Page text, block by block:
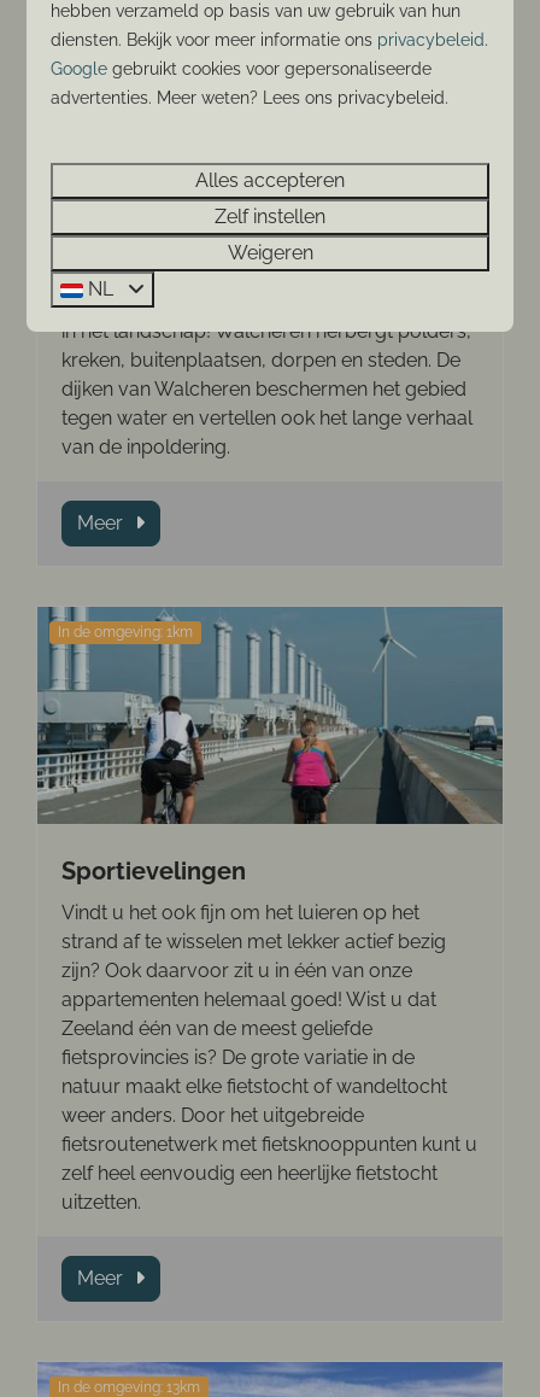
Natuurliefhebbers
Voor de echte liefhebber van rust en natuur is
Walcheren met de vele ruimte, de weidse
uitzichten en het water een prachtige
vakantieplek. Geniet ook van de vele variaties
in het landschap! Walcheren herbergt polders,
kreken, buitenplaatsen, dorpen en steden. De
dijken van Walcheren beschermen het gebied
tegen water en vertellen ook het lange verhaal
van de inpoldering.
Meer
In de omgeving: 1km
Sportievelingen
Vindt u het ook fijn om het luieren op het
strand af te wisselen met lekker actief bezig
zijn? Ook daarvoor zit u in één van onze
appartementen helemaal goed! Wist u dat
Zeeland één van de meest geliefde
fietsprovincies is? De grote variatie in de
natuur maakt elke fietstocht of wandeltocht
weer anders. Door het uitgebreide
fietsroutenetwerk met fietsknooppunten kunt u
zelf heel eenvoudig een heerlijke fietstocht
uitzetten.
Meer
In de omgeving: 13km
hebben verzameld op basis van uw gebruik van hun
diensten. Bekijk voor meer informatie ons privacybeleid.
Google gebruikt cookies voor gepersonaliseerde
advertenties. Meer weten? Lees ons privacybeleid.
Alles accepteren
Zelf instellen
Weigeren
NL